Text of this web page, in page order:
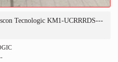
Tecnologic KM1-UCRRRDS---